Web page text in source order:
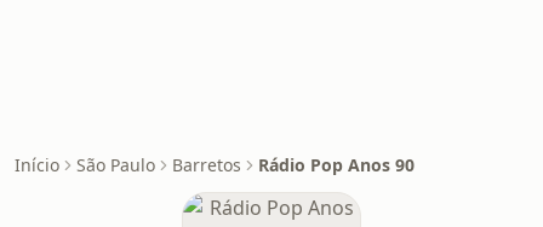
Início São Paulo Barretos Rádio Pop Anos 90